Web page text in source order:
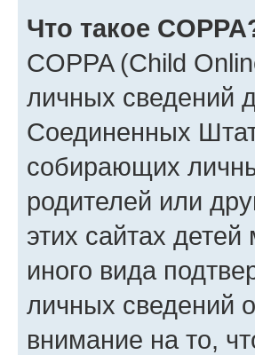
Что такое
COPPA (Child
личных сведений
Соединенных
собирающих
родителей или
этих сайтах
иного вида
личных сведений
внимание на то,